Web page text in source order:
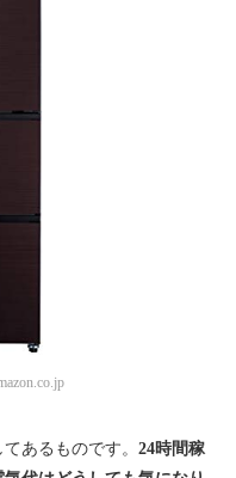
あるものです。 24時間稼